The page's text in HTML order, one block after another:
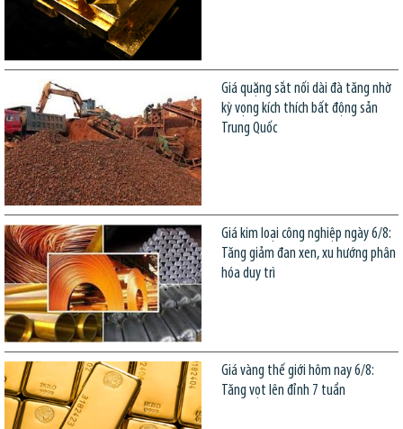
Giá quặng sắt nối dài đà tăng nhờ
kỳ vọng kích thích bất động sản
Trung Quốc
Giá kim loại công nghiệp ngày 6/8:
Tăng giảm đan xen, xu hướng phân
hóa duy trì
Giá vàng thế giới hôm nay 6/8:
Tăng vọt lên đỉnh 7 tuần